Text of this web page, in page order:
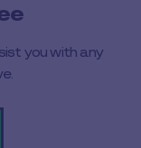
you with any